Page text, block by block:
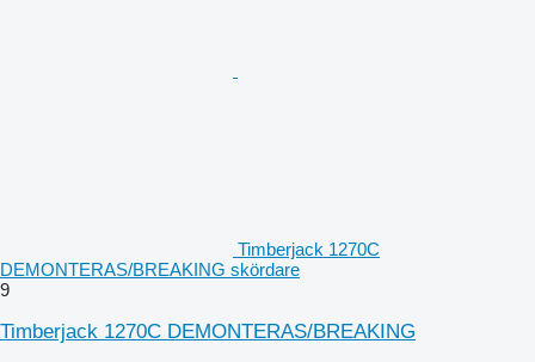
Timberjack 1270C
DEMONTERAS/BREAKING skördare
9
Timberjack 1270C DEMONTERAS/BREAKING